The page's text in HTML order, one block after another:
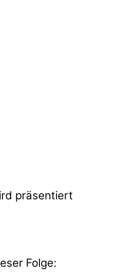
präsentiert
Folge: